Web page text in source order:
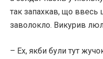
так запахкав, що
заволокло. Викурив
– Ех, якби були тут